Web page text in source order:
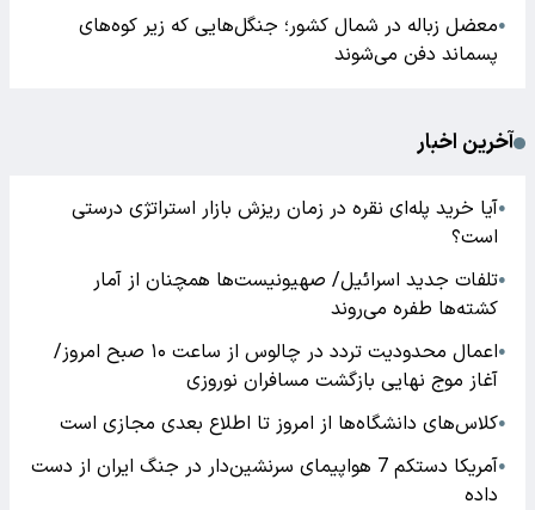
●معضل زباله در شمال کشور؛ جنگل‌هایی که زیر کوه‌های
پسماند دفن می‌شوند
آخرین اخبار
●آیا خرید پله‌ای نقره در زمان ریزش بازار استراتژی درستی
است؟
●تلفات جدید اسرائیل/ صهیونیست‌ها همچنان از آمار
کشته‌ها طفره می‌روند
●
اعمال محدودیت تردد در چالوس از ساعت ۱۰ صبح امروز/
آغاز موج نهایی بازگشت مسافران نوروزی
●کلاس‌های دانشگاه‌ها از امروز تا اطلاع بعدی مجازی است
●
آمریکا دستکم 7 هواپیمای سرنشین‌دار در جنگ ایران از دست
داده